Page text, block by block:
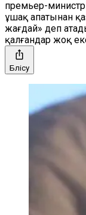
премьер-
ұшақ апатынан
жағдай» деп
қалғандар жоқ
Бөлісу